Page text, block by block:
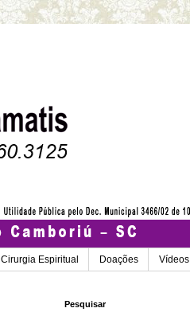
Cirurgia Espiritual Doações Vídeos
Pesquisar